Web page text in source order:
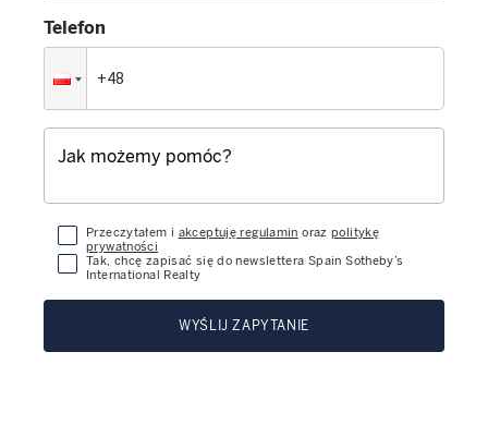
Telefon
Przeczytałem i akceptuję regulamin oraz politykę
prywatności
Tak, chcę zapisać się do newslettera Spain Sotheby’s
International Realty
WYŚLIJ ZAPYTANIE